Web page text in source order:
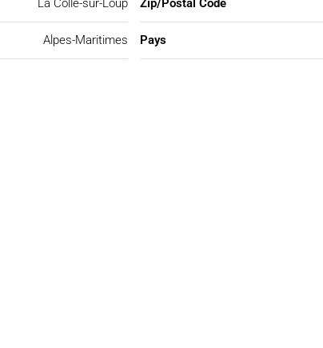
La Colle-sur-Loup
Alpes-Maritimes
Zip/Postal Code
Pays